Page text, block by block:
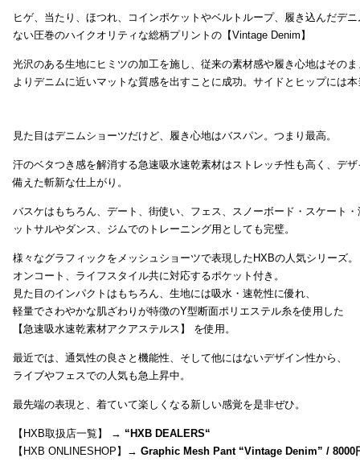
ヒゲ、当たり、ほつれ、コインポケットやベルトループ、履き込んだデ
ない圧巻のハイクオリティな総柄プリントの【Vintage Denim】
光沢のある生地にヒミツの加工を施し、従来の素材感や履き心地はそのま
よりデニムに近いマットな質感を出すことに成功。サイドとヒップには
見た目はデニムショーツだけど、履き心地はバスパン。つまり最高。
汗のベタつき感を解消する急速吸水速乾素材はストレッチ性も高く、デ
備えた斬新な仕上がり。
バスケはもちろん、デート、街使い、フェス、スノーボード・スケート
ットサルやダンス、ジムでのトレーニング用としても完璧。
様々なグラフィックをメッシュショーツで表現したHXBの人気シリーズ。
オンコート、ライフスタイル共に対応するポケット付き。
見た目のインパクトはもちろん、生地には吸水・速乾性に優れ、
軽量でさわやかな肌ざわりが特徴のY型断面ポリエステル糸を使用した
【急速吸水速乾素材アクアステルス】 を使用。
最近では、通気性の良さと機能性、そして他にはないデザイン性から、
ライブやフェスでの人気も急上昇中。
最先端の表現と、着ていて楽しくなる新しい感覚を是非ぜひ。
【HXB取扱店一覧】 → “HXB DEALERS“
【HXB ONLINESHOP】→ Graphic Mesh Pant “Vintage Denim” / 8000